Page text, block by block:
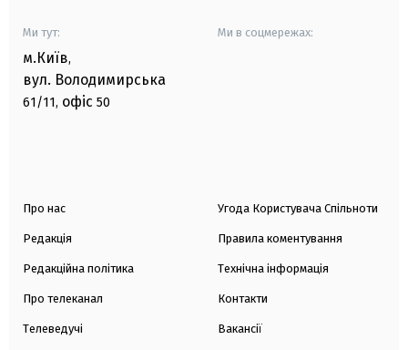
Ми тут:
м.Київ,
вул. Володимирська
61/11, офіс 50
Ми в соцмережах:
Про нас
Редакція
Редакційна політика
Про телеканал
Телеведучі
Угода Користувача Спільноти
Правила коментування
Технічна інформація
Контакти
Вакансії